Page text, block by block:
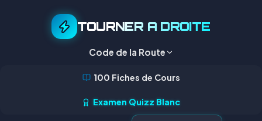
TOURNER A DROITE
Code de la Route
100 Fiches de Cours
Examen Quizz Blanc